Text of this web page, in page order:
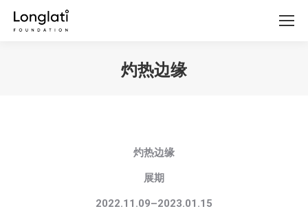
灼热边缘
灼热边缘
展期
2022.11.09–2023.01.15